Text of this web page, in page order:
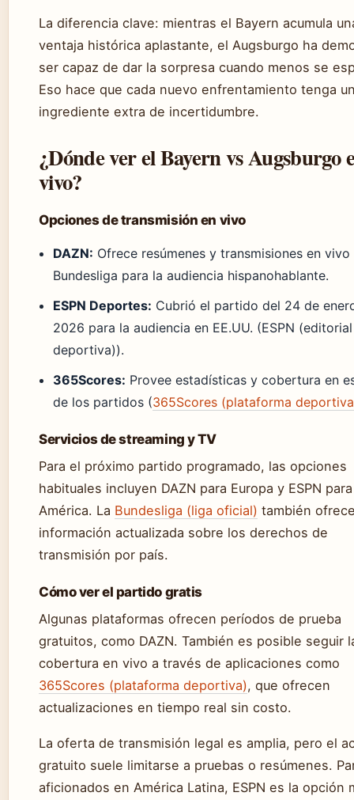
La diferencia clave: mientras el Bayern acumula
ventaja histórica aplastante, el Augsburgo ha
ser capaz de dar la sorpresa cuando menos se
Eso hace que cada nuevo enfrentamiento tenga
ingrediente extra de incertidumbre.
¿Dónde ver el Bayern vs Augsburgo
vivo?
Opciones de transmisión en vivo
DAZN: Ofrece resúmenes y transmisiones en
Bundesliga para la audiencia hispanohablante.
ESPN Deportes: Cubrió el partido del 24 de
2026 para la audiencia en EE.UU. (ESPN (editorial
deportiva)).
365Scores: Provee estadísticas y cobertura en
de los partidos (365Scores (plataforma
Servicios de streaming y TV
Para el próximo partido programado, las opciones
habituales incluyen DAZN para Europa y ESPN para
América. La Bundesliga (liga oficial) también
información actualizada sobre los derechos de
transmisión por país.
Cómo ver el partido gratis
Algunas plataformas ofrecen períodos de prueba
gratuitos, como DAZN. También es posible seguir
cobertura en vivo a través de aplicaciones como
365Scores (plataforma deportiva), que ofrecen
actualizaciones en tiempo real sin costo.
La oferta de transmisión legal es amplia, pero el
gratuito suele limitarse a pruebas o resúmenes.
aficionados en América Latina, ESPN es la opción